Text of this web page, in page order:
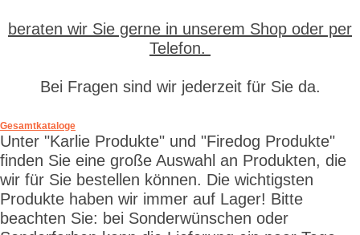
beraten wir Sie gerne in unserem Shop oder per
Telefon.
Bei Fragen sind wir jederzeit für Sie da.
Gesamtkataloge
Unter "Karlie Produkte" und "Firedog Produkte"
finden Sie eine große Auswahl an Produkten, die
wir für Sie bestellen können. Die wichtigsten
Produkte haben wir immer auf Lager! Bitte
beachten Sie: bei Sonderwünschen oder